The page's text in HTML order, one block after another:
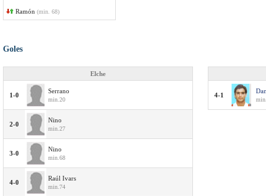
Ramón (min. 68)
Goles
Elche
1-0
Serrano
min.20
2-0
Nino
min.27
3-0
Nino
min.68
4-0
Raúl Ivars
min.74
4-1